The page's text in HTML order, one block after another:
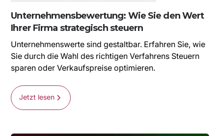
Unternehmensbewertung: Wie Sie den Wert
Ihrer Firma strategisch steuern
Unternehmenswerte sind gestaltbar. Erfahren Sie, wie
Sie durch die Wahl des richtigen Verfahrens Steuern
sparen oder Verkaufspreise optimieren.
Jetzt lesen